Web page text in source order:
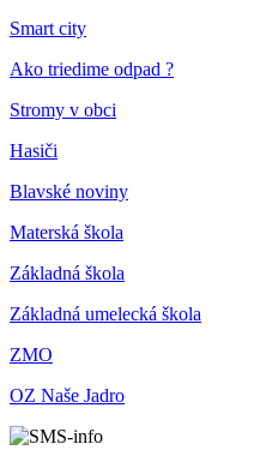
Smart city
Ako triedime odpad ?
Stromy v obci
Hasiči
Blavské noviny
Materská škola
Základná škola
Základná umelecká škola
ZMO
OZ Naše Jadro